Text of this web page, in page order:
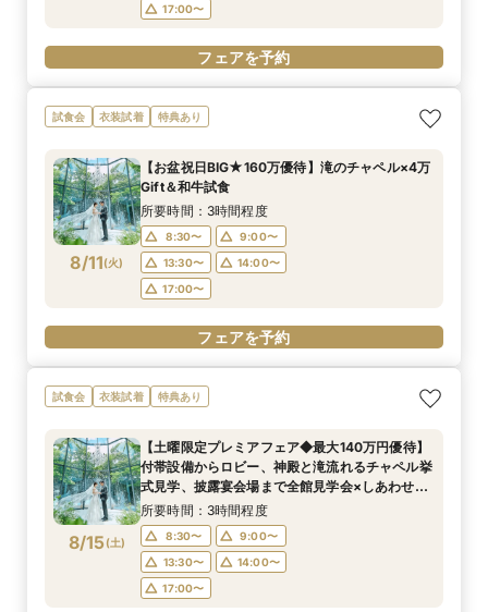
17:00〜
フェアを予約
試食会 衣装試着 特典あり
8/11(火)
【お盆祝日BIG★160万優待】滝のチャペル×4万
Gift＆和牛試食
所要時間：3時間程度
8:30〜
9:00〜
13:30〜
14:00〜
17:00〜
フェアを予約
試食会 衣装試着 特典あり
8/15(土)
【土曜限定プレミアフェア◆最大140万円優待】
付帯設備からロビー、神殿と滝流れるチャペル挙
式見学、披露宴会場まで全館見学会×しあわせ絆
牛無料試食会×おふたりに合わせた見積りシュミ
レーション
所要時間：3時間程度
8:30〜
9:00〜
13:30〜
14:00〜
17:00〜